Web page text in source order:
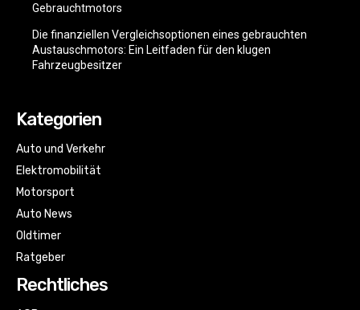
Gebrauchtmotors
Die finanziellen Vergleichsoptionen eines gebrauchten
Austauschmotors: Ein Leitfaden für den klugen
Fahrzeugbesitzer
Kategorien
Auto und Verkehr
Elektromobilität
Motorsport
Auto News
Oldtimer
Ratgeber
Rechtliches